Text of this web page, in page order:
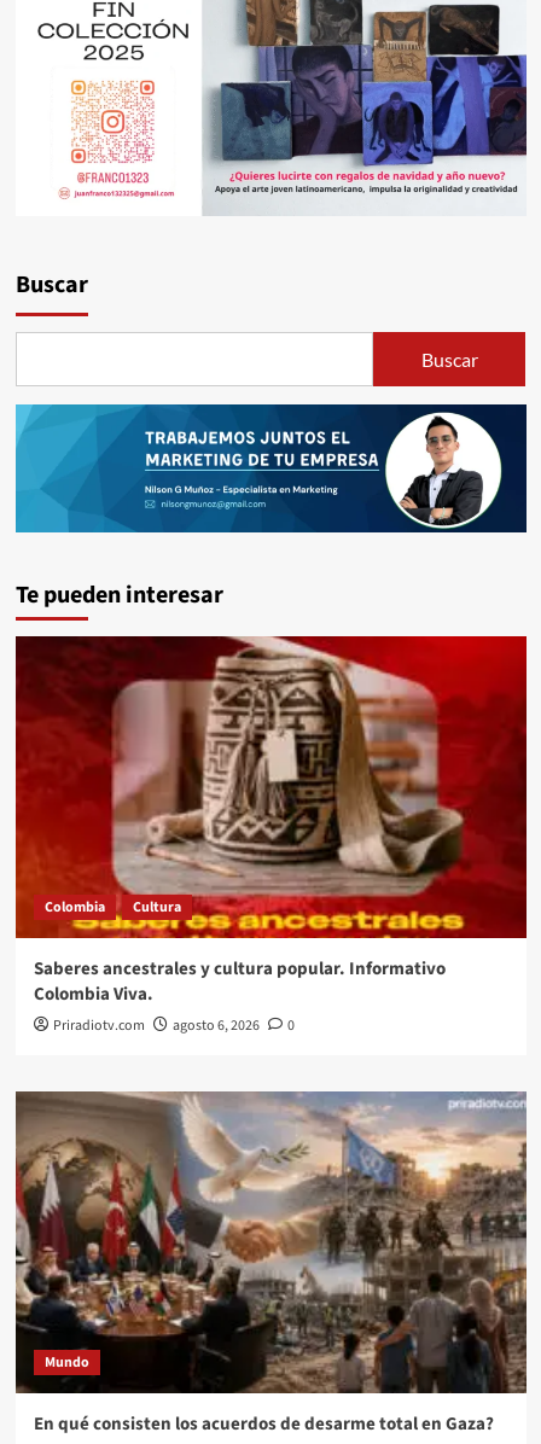
Buscar
Buscar
Te pueden interesar
Colombia Cultura
Saberes ancestrales y cultura popular. Informativo
Colombia Viva.
Priradiotv.com agosto 6, 2026 0
Mundo
En qué consisten los acuerdos de desarme total en Gaza?